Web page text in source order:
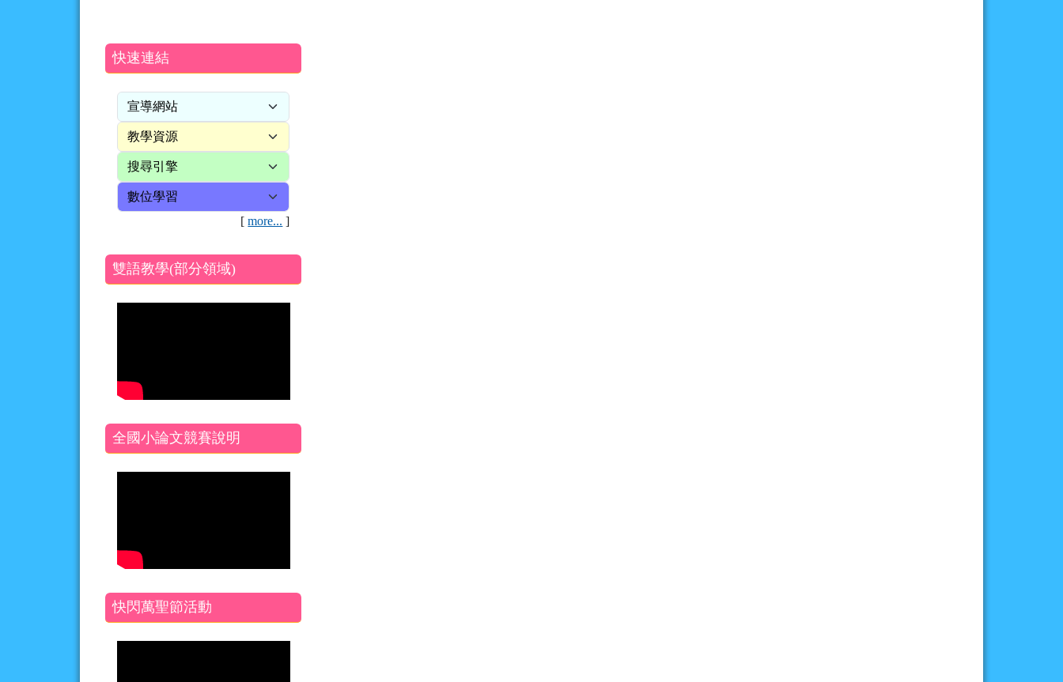
快速連結
[more... ]
雙語教學(部分領域)
全國小論文競賽說明
快閃萬聖節活動